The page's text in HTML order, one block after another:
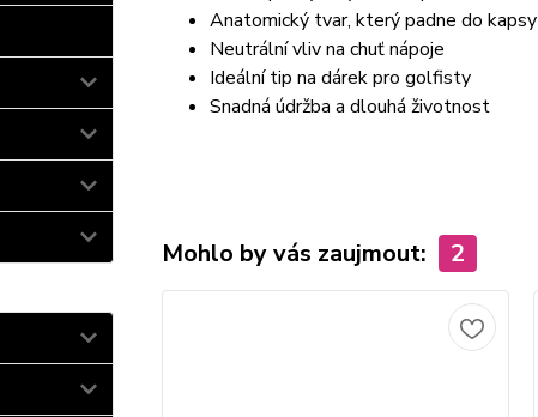
Anatomický tvar, který padne do kapsy
Neutrální vliv na chuť nápoje
Ideální tip na dárek pro golfisty
Snadná údržba a dlouhá životnost
Mohlo by vás zaujmout: 2